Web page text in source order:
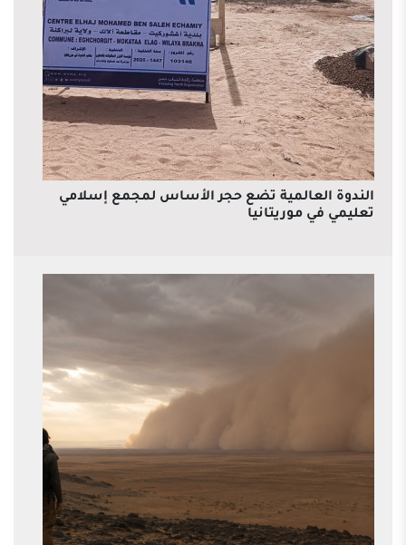
الندوة العالمية تضع حجر الأساس لمجمع إسلامي
تعليمي في موريتانيا